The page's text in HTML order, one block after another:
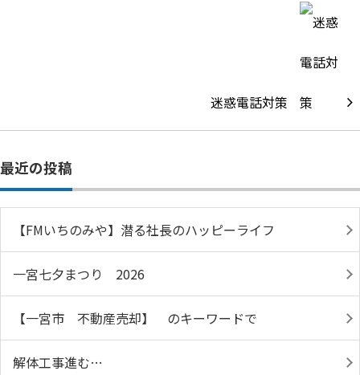
迷惑電話対策
最近の投稿
【FMいちのみや】潜る社長のハッピーライフ
一宮七夕まつり 2026
【一宮市 不動産売却】 のキーワードで
解体工事進む…